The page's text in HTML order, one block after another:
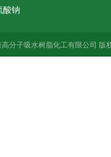
酸钠
分子吸水树脂化工有限公司